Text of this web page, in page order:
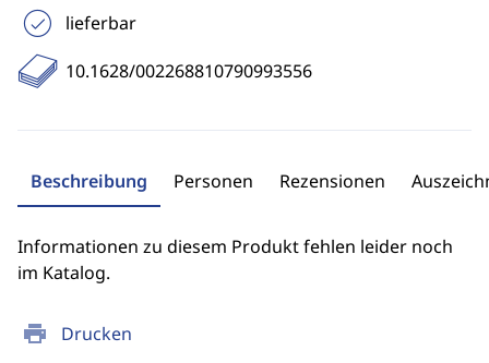
print Drucken
lieferbar
10.1628/002268810790993556
Beschreibung Personen Rezensionen
Informationen zu diesem Produkt fehlen leider noch
im Katalog.